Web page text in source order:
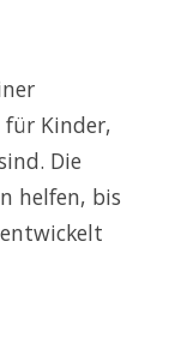
Kinder,
Die
helfen, bis